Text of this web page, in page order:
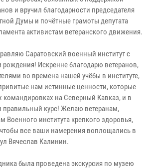
и вручил благодарности председателя
Думы и почётные грамоты депутата
активистам ветеранского движения.
Саратовский военный институт с
Искренне благодарю ветеранов,
во времена нашей учёбы в институте,
нам истинные ценности, которые
на Северный Кавказ, и в
курс! Желаю ветеранам,
Военного института крепкого здоровья,
все ваши намерения воплощались в
Вячеслав Калинин.
была проведена экскурсия по музею